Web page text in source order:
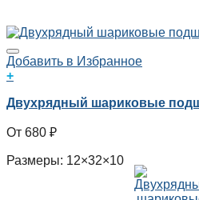
Добавить в Избранное
+
Двухрядный шариковые
680 ₽
Размеры: 12×32×10